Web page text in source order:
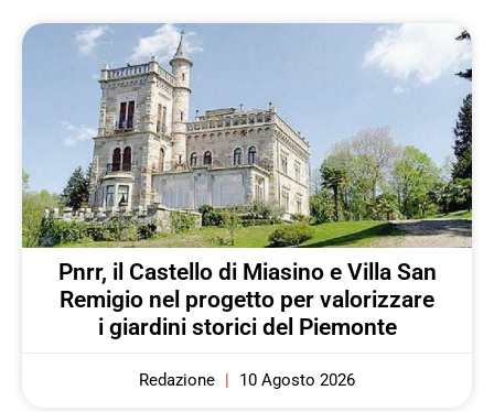
Pnrr, il Castello di Miasino e Villa San
Remigio nel progetto per valorizzare
i giardini storici del Piemonte
Redazione 10 Agosto 2026